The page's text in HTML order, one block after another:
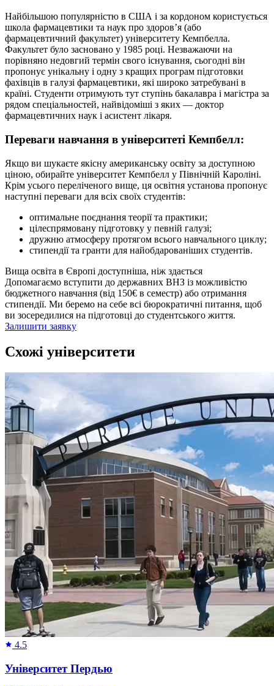
Найбільшою популярністю в США і за кордоном користується
школа фармацевтики та наук про здоров’я (або
фармацевтичний факультет) університету Кемпбелла.
Факультет було засновано у 1985 році. Незважаючи на
порівняно недовгий термін свого існування, сьогодні він
пропонує унікальну і одну з кращих програм підготовки
фахівців в галузі фармацевтики, які широко затребувані в
країні. Студенти отримують тут ступінь бакалавра і магістра за
рядом спеціальностей, найвідоміші з яких — доктор
фармацевтичних наук і асистент лікаря.
Переваги навчання в університеті Кемпбелл:
Якщо ви шукаєте якісну американську освіту за доступною
ціною, обирайте університет Кемпбелл у Північній Кароліні.
Крім усього переліченого вище, ця освітня установа пропонує
наступні переваги для всіх своїх студентів:
оптимальне поєднання теорії та практики;
цілеспрямовану підготовку у певній галузі;
дружню атмосферу протягом всього навчального циклу;
стипендії та гранти для найобдарованіших студентів.
Вища освіта в Європі доступніша, ніж здається
Допомагаємо вступити до державних ВНЗ із можливістю
бюджетного навчання (від 150€ в семестр) або отримання
стипендії. Ми беремо на себе всі бюрократичні питання, щоб
ви зосередилися на підготовці до студентського життя.
Залишити заявку
Схожі університети
4.5
Університет Пердью